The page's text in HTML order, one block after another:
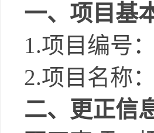
一、项目基
1.项目编号 ：
2.项目名称：
二、 更正信